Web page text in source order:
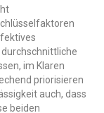
im Klaren
priorisieren
auch, dass
beiden